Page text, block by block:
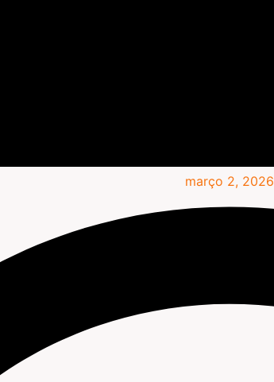
março 2, 2026